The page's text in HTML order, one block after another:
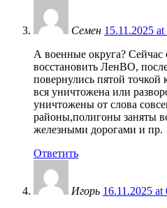
Семен 15.11.2025
А военные округа? Сейчас
восстановить ЛенВО,
повернулись пятой точкой
вся уничтожена или
уничтожены от слова
районы,полигоны заняты
железными дорогами и пр.
Ответить
Игорь 16.11.2025 at